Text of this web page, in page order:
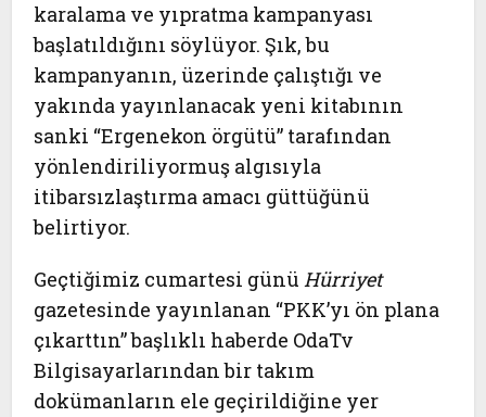
karalama ve yıpratma kampanyası
başlatıldığını söylüyor. Şık, bu
kampanyanın, üzerinde çalıştığı ve
yakında yayınlanacak yeni kitabının
sanki “Ergenekon örgütü” tarafından
yönlendiriliyormuş algısıyla
itibarsızlaştırma amacı güttüğünü
belirtiyor.
Geçtiğimiz cumartesi günüHürriyet
gazetesinde yayınlanan “PKK’yı ön plana
çıkarttın” başlıklı haberde OdaTv
Bilgisayarlarından bir takım
dokümanların ele geçirildiğine yer